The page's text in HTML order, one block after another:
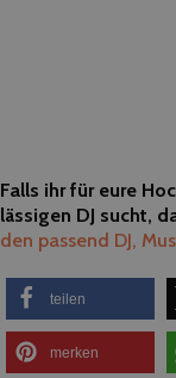
Falls ihr für eure
lässigen DJ sucht,
den passend DJ,
teilen
merken